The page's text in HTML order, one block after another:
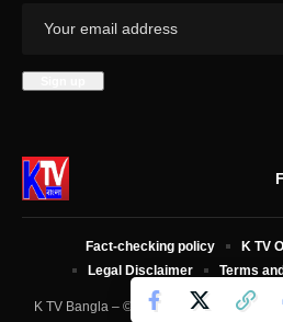
K TV Bangla – © 2025 All Rights
Fact-checking policy
K TV
Legal Disclaimer
Terms